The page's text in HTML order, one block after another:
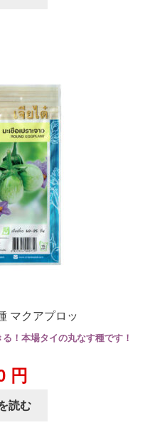
マクアプロッ
！本場タイの丸なす種です！
円
読む